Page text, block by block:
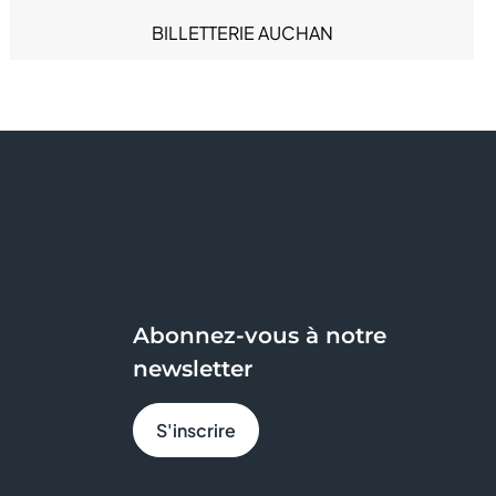
BILLETTERIE AUCHAN
BONOBO
BZB
CACHE CACHE
CELIO
Sport (2)
Abonnez-vous à notre
newsletter
S'inscrire